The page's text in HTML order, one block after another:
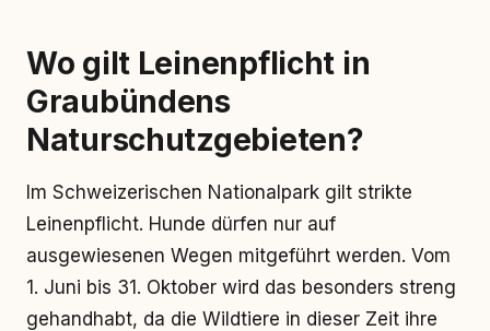
Wo gilt Leinenpflicht in
Graubündens
Naturschutzgebieten?
Im Schweizerischen Nationalpark gilt strikte
Leinenpflicht. Hunde dürfen nur auf
ausgewiesenen Wegen mitgeführt werden. Vom
1. Juni bis 31. Oktober wird das besonders streng
gehandhabt, da die Wildtiere in dieser Zeit ihre